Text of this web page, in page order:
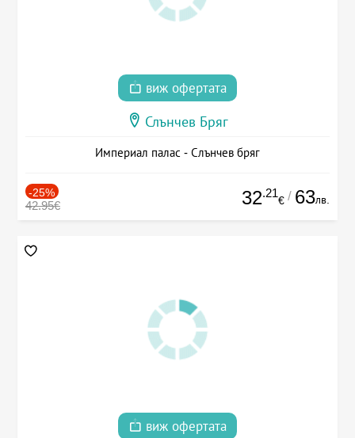
виж офертата
Слънчев Бряг
Империал палас - Слънчев бряг
-25%
42.95€ 32.21
€ / 63лв.
виж офертата